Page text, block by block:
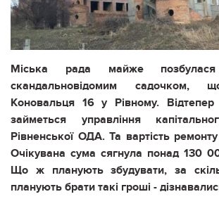
Міська рада майже
скандальновідомим садочком,
Коновальця 16 у Рівному.
займеться управління
Рівненської ОДА. Та вартість
Очікувана сума сягнула понад 130
Що ж планують збудувати, за
планують брати такі гроші -